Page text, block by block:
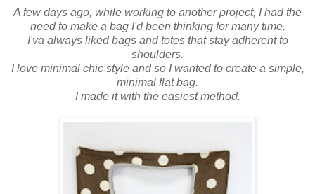
A few days ago, while working to another project, I had the
need to make a bag I'd been thinking for many time.
I'va always liked bags and totes that stay adherent to
shoulders.
I love minimal chic style and so I wanted to create a simple,
minimal flat bag.
I made it with the easiest method.